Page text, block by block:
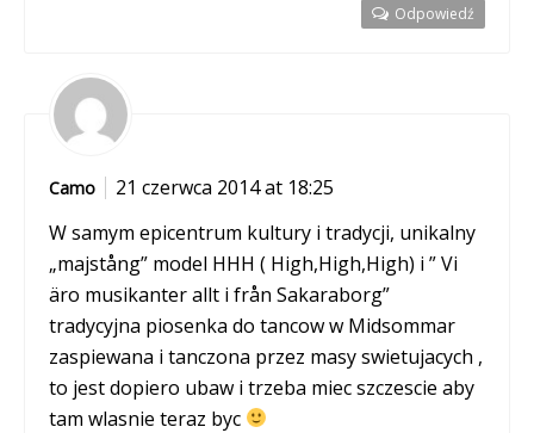
Odpowiedź
Camo
21 czerwca 2014 at 18:25
W samym epicentrum kultury i tradycji, unikalny
„majstång” model HHH ( High,High,High) i ” Vi
äro musikanter allt i från Sakaraborg”
tradycyjna piosenka do tancow w Midsommar
zaspiewana i tanczona przez masy swietujacych ,
to jest dopiero ubaw i trzeba miec szczescie aby
tam wlasnie teraz byc